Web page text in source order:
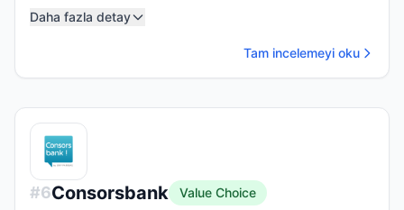
Daha fazla detay
Tam incelemeyi oku
#6Consorsbank
Value Choice